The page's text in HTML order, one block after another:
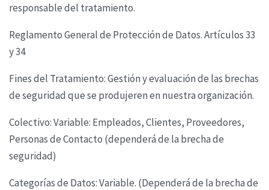
responsable del tratamiento.
Reglamento General de Protección de Datos. Artículos 33
y 34
Fines del Tratamiento: Gestión y evaluación de las brechas
de seguridad que se produjeren en nuestra organización.
Colectivo: Variable: Empleados, Clientes, Proveedores,
Personas de Contacto (dependerá de la brecha de
seguridad)
Categorías de Datos: Variable. (Dependerá de la brecha de